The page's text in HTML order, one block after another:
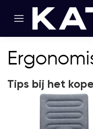
Tips bij het